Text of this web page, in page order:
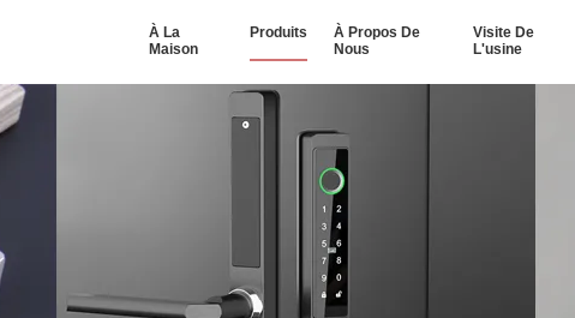
À La
Maison
Produits
À Propos De
Nous
Visite De
L'usine